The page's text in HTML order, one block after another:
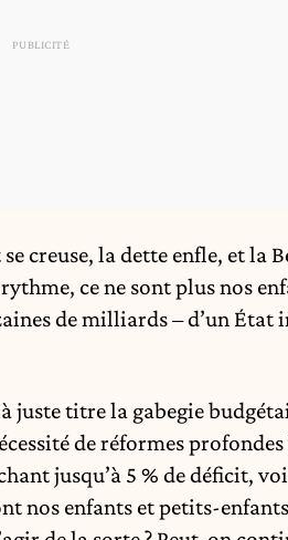
creuse, la dette enfle, et la
ce ne sont plus nos
de milliards – d’un État
juste titre la gabegie
de réformes
jusqu’à 5 % de déficit,
nos enfants et petits-